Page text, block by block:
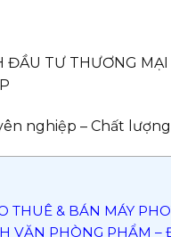
ĐẦU TƯ THƯƠNG
nghiệp – Chất
THUÊ & BÁN MÁY
VĂN PHÒNG PHẨM –